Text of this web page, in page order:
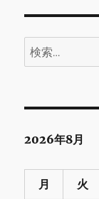
検
索:
2026年8月
月 火